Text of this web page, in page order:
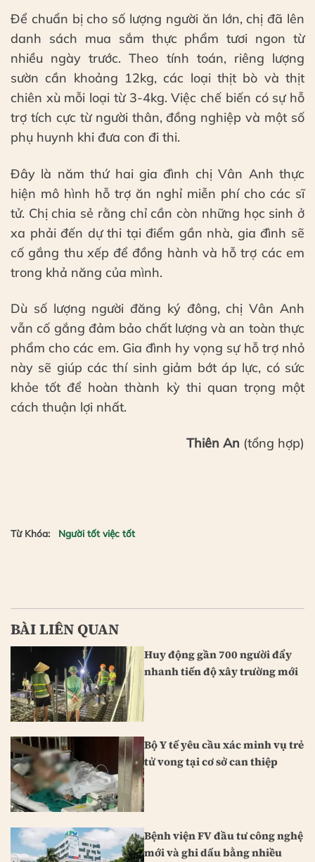
Để chuẩn bị cho số lượng người ăn lớn, chị đã lên
danh sách mua sắm thực phẩm tươi ngon từ
nhiều ngày trước. Theo tính toán, riêng lượng
sườn cần khoảng 12kg, các loại thịt bò và thịt
chiên xù mỗi loại từ 3-4kg. Việc chế biến có sự hỗ
trợ tích cực từ người thân, đồng nghiệp và một số
phụ huynh khi đưa con đi thi.
Đây là năm thứ hai gia đình chị Vân Anh thực
hiện mô hình hỗ trợ ăn nghỉ miễn phí cho các sĩ
tử. Chị chia sẻ rằng chỉ cần còn những học sinh ở
xa phải đến dự thi tại điểm gần nhà, gia đình sẽ
cố gắng thu xếp để đồng hành và hỗ trợ các em
trong khả năng của mình.
Dù số lượng người đăng ký đông, chị Vân Anh
vẫn cố gắng đảm bảo chất lượng và an toàn thực
phẩm cho các em. Gia đình hy vọng sự hỗ trợ nhỏ
này sẽ giúp các thí sinh giảm bớt áp lực, có sức
khỏe tốt để hoàn thành kỳ thi quan trọng một
cách thuận lợi nhất.
Thiên An (tổng hợp)
Từ Khóa: Người tốt việc tốt
BÀI LIÊN QUAN
Huy động gần 700 người đẩy
nhanh tiến độ xây trường mới
Bộ Y tế yêu cầu xác minh vụ trẻ
tử vong tại cơ sở can thiệp
Bệnh viện FV đầu tư công nghệ
mới và ghi dấu bằng nhiều